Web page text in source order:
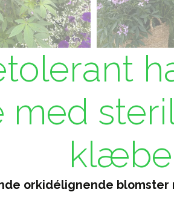
med
orkidélignende blomster